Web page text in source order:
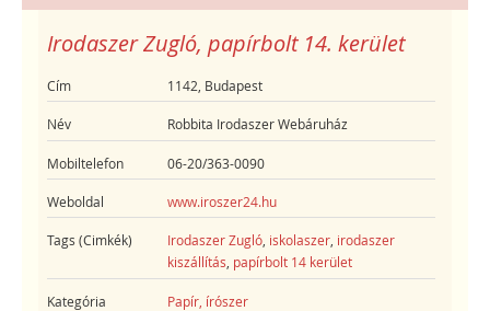
Irodaszer Zugló, papírbolt 14. kerület
Cím 1142, Budapest
Név Robbita Irodaszer Webáruház
Mobiltelefon 06-20/363-0090
Weboldal www.iroszer24.hu
Tags (Cimkék) Irodaszer Zugló, iskolaszer, irodaszer
kiszállítás, papírbolt 14 kerület
Kategória Papír, írószer